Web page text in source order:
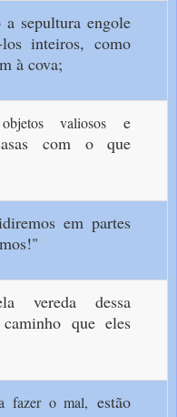
a sepultura engole
los inteiros,como
à cova;
valiosos e
com o que
em partes
vereda dessa
que eles
fazer o mal, estão